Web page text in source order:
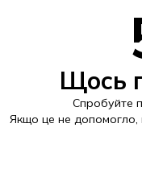
Щось
Спробуйте
Якщо це не допомогло,